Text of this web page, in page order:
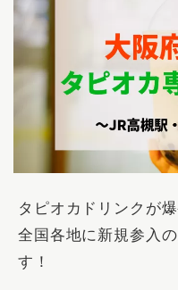
タピオカドリンクが
全国各地に新規参入
す！